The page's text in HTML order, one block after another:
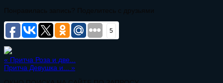
Понравилась запись? Поделитесь с друзьями
5
« Притча Роза и две...
Притча Девушка и... »